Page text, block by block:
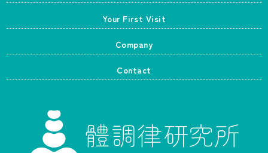
Your First Visit
Company
Contact